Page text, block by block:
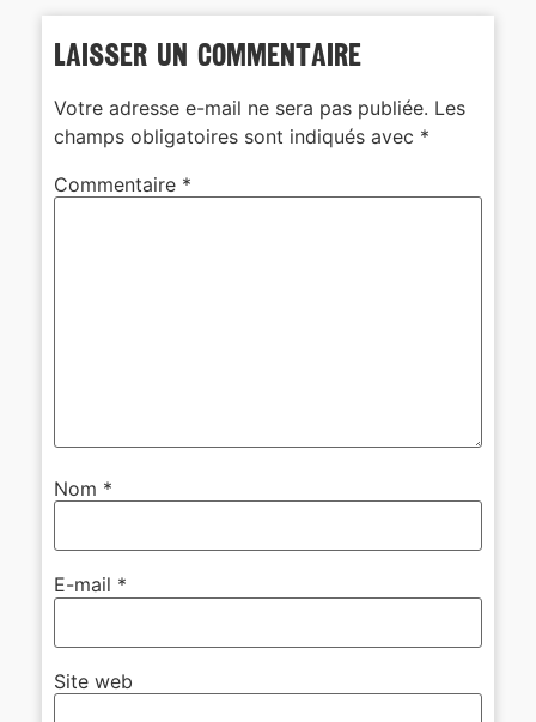
Laisser un commentaire
Votre adresse e-mail ne sera pas publiée. Les
champs obligatoires sont indiqués avec *
Commentaire *
Nom *
E-mail *
Site web